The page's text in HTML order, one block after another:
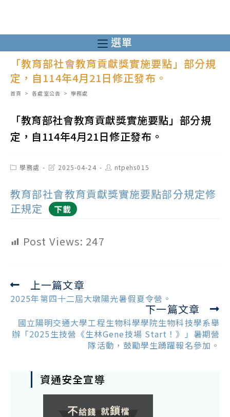
至
主
內
選單
「教育部社會教育貢獻獎實施要點」部分規
定，自114年4月21日修正發布。
首頁 > 各處室公告 > 學務處
「教育部社會教育貢獻獎實施要點」部分規
定，自114年4月21日修正發布。
Post學務處
Post2025-04-24
Post
author:
ntpehs015
教育部社會教育貢獻獎實施要點部分規定修
正規定
下載
Post Views: 247
Read
more
上一篇文章
2025年第四十二屆大墩陽光暑假夏令營。
下一篇文章
國立陽明交通大學工程生物科學學院生物科技學系舉
辦「2025生技營《生林Gene技場 Start！》」暑期營
隊活動，鼓勵學生踴躍報名參加。
資通安全宣導